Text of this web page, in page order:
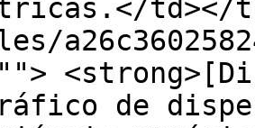
td></
de